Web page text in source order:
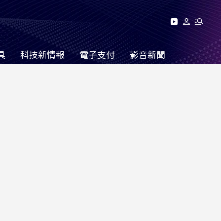
科技新情報 電子支付 影音新聞